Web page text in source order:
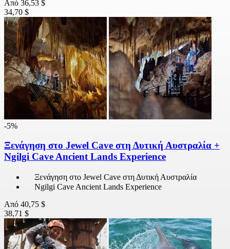
Από 36,53 $
34,70 $
-5%
Ξενάγηση στο Jewel Cave στη Δυτική Αυστραλία +
Ngilgi Cave Ancient Lands Experience
Ξενάγηση στο Jewel Cave στη Δυτική Αυστραλία
Ngilgi Cave Ancient Lands Experience
Από 40,75 $
38,71 $